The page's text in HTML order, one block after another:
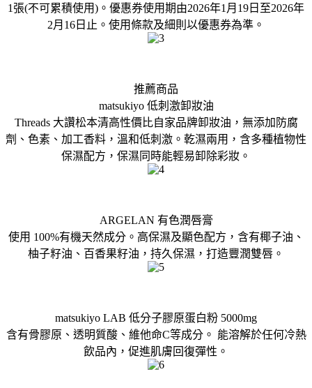
1張(不可累積使用)。優惠券使用期由2026年1月19日至2026年
2月16日止。使用條款及細則以優惠券為準。
推薦商品
matsukiyo 低刺激卸妝油
Threads 大讚松本清高性價比自家品牌卸妝油，無添加防腐
劑、色素、加工香料，溫和低刺激。乾濕兩用，含多種植物性
保濕配方，保濕同時能輕易卸除彩妝。
ARGELAN 有色潤唇膏
使用 100%有機天然成分。高保濕及顯色配方，含有椰子油、
柚子籽油、百香果籽油，持久保濕，打造豐潤雙唇。
matsukiyo LAB 低分子膠原蛋白粉 5000mg
含有骨膠原、透明質酸、維他命C等成分。 能溶解於任何冷熱
飲品內，促進肌膚回復彈性。